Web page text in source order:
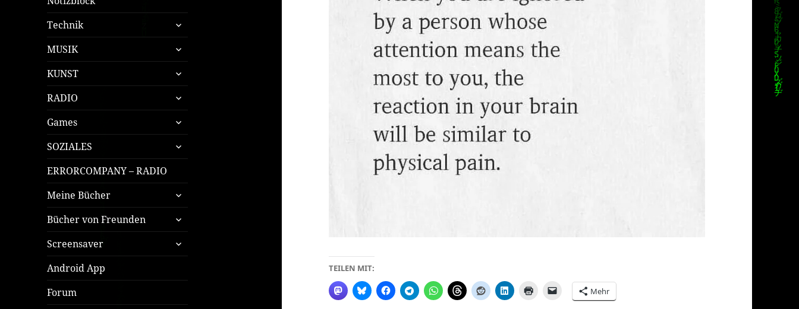
Technik
untermenü
öffnen
MUSIK
untermenü
öffnen
KUNST
untermenü
öffnen
RADIO
untermenü
öffnen
Games
untermenü
öffnen
SOZIALES
untermenü
öffnen
ERRORCOMPANY – RADIO
Meine Bücher
untermenü
öffnen
Bücher von Freunden
untermenü
öffnen
Screensaver
untermenü
öffnen
Android App
Forum
TEILEN MIT:
Mehr